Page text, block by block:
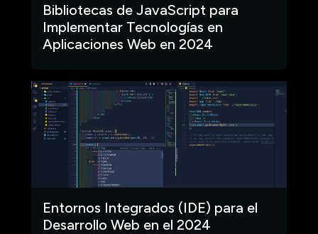
Bibliotecas de JavaScript para
Implementar Tecnologías en
Aplicaciones Web en 2024
Entornos Integrados (IDE) para el
Desarrollo Web en el 2024